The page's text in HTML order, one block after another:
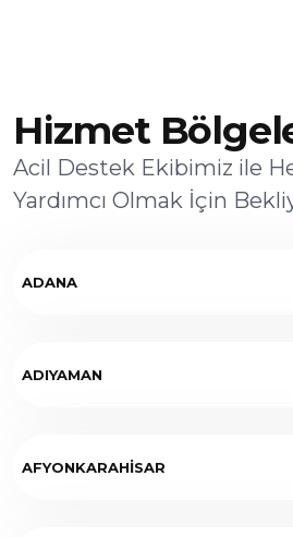
Hizmet
Acil Destek Ekibimiz ile
Yardımcı Olmak İçin
ADANA
ADIYAMAN
AFYONKARAHİSAR